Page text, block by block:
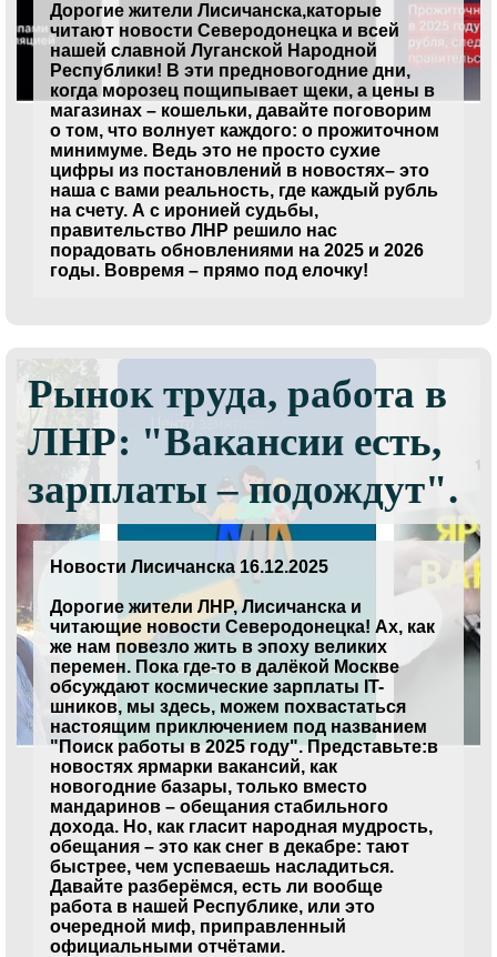
Дорогие жители Лисичанска,каторые
читают новости Северодонецка и всей
нашей славной Луганской Народной
Республики! В эти предновогодние дни,
когда морозец пощипывает щеки, а цены в
магазинах – кошельки, давайте поговорим
о том, что волнует каждого: о прожиточном
минимуме. Ведь это не просто сухие
цифры из постановлений в новостях– это
наша с вами реальность, где каждый рубль
на счету. А с иронией судьбы,
правительство ЛНР решило нас
порадовать обновлениями на 2025 и 2026
годы. Вовремя – прямо под елочку!
Рынок труда, работа в
ЛНР: "Вакансии есть,
зарплаты – подождут".
Новости Лисичанска 16.12.2025
Дорогие жители ЛНР, Лисичанска и
читающие новости Северодонецка! Ах, как
же нам повезло жить в эпоху великих
перемен. Пока где-то в далёкой Москве
обсуждают космические зарплаты IT-
шников, мы здесь, можем похвастаться
настоящим приключением под названием
"Поиск работы в 2025 году". Представьте:в
новостях ярмарки вакансий, как
новогодние базары, только вместо
мандаринов – обещания стабильного
дохода. Но, как гласит народная мудрость,
обещания – это как снег в декабре: тают
быстрее, чем успеваешь насладиться.
Давайте разберёмся, есть ли вообще
работа в нашей Республике, или это
очередной миф, приправленный
официальными отчётами.